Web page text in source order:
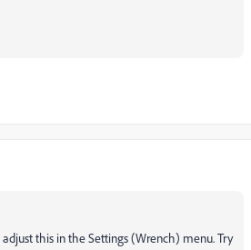
this in the Settings (Wrench) menu. Try